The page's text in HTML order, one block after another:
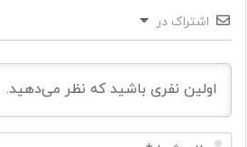
اشتراک در